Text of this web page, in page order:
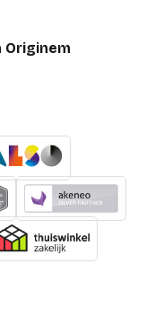
Originem